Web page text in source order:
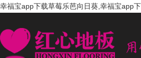
幸福宝app下载草莓乐芭向日葵,幸福宝app